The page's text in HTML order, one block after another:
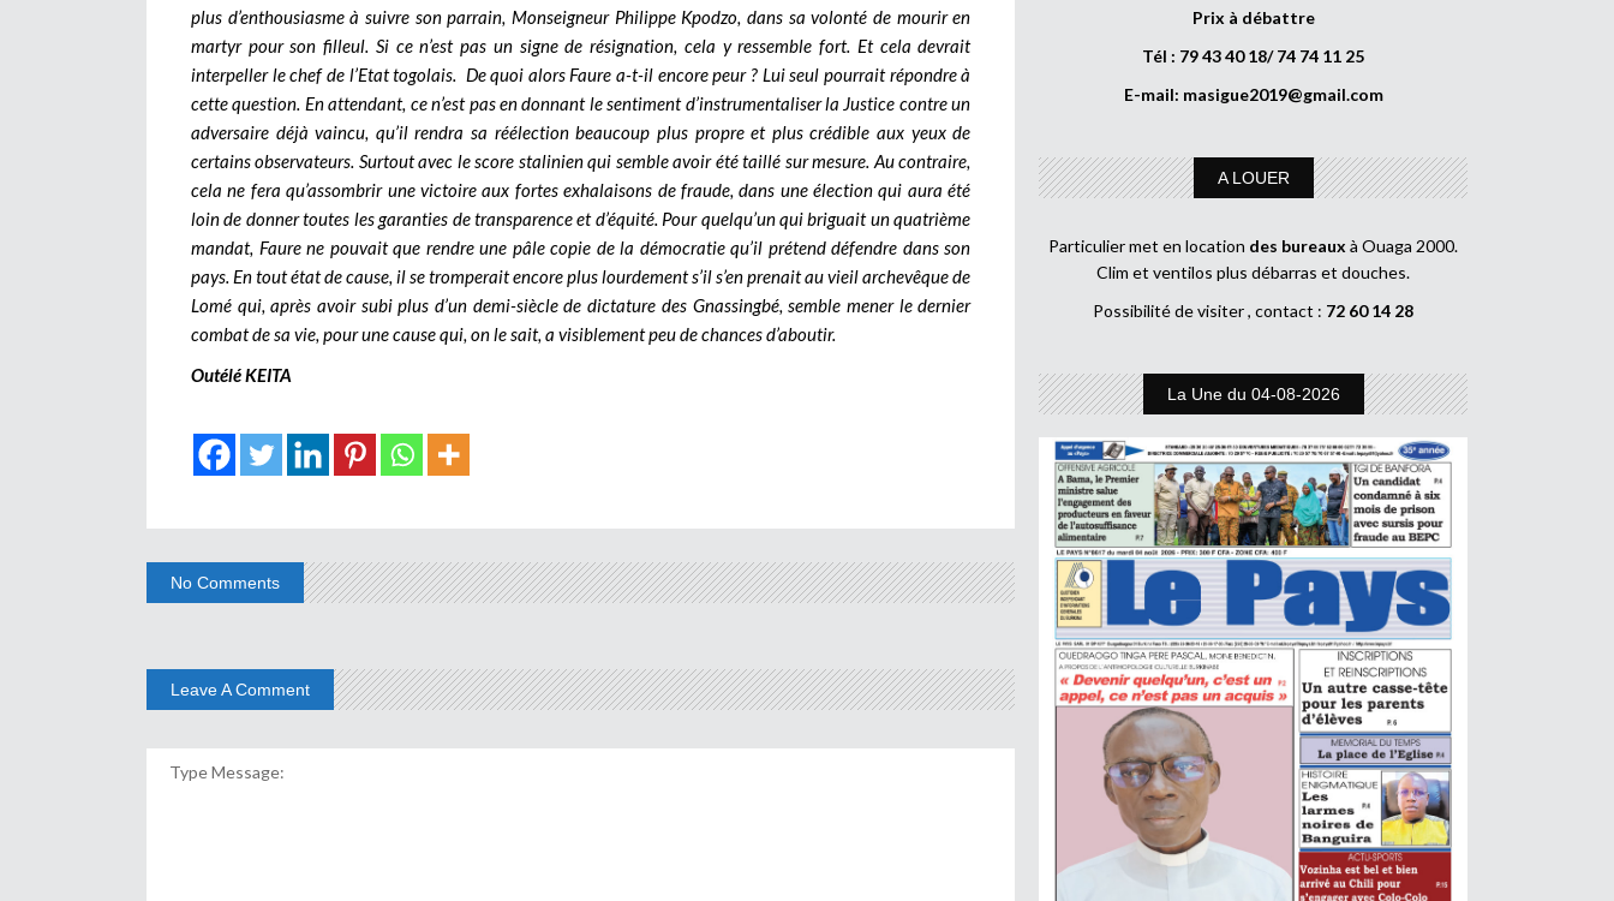
plus d’enthousiasme à suivre son parrain, Monseigneur Philippe Kpodzo, dans sa volonté de mourir en
martyr pour son filleul. Si ce n’est pas un signe de résignation, cela y ressemble fort. Et cela devrait
interpeller le chef de l’Etat togolais. De quoi alors Faure a-t-il encore peur ? Lui seul pourrait répondre à
cette question. En attendant, ce n’est pas en donnant le sentiment d’instrumentaliser la Justice contre un
adversaire déjà vaincu, qu’il rendra sa réélection beaucoup plus propre et plus crédible aux yeux de
certains observateurs. Surtout avec le score stalinien qui semble avoir été taillé sur mesure. Au contraire,
cela ne fera qu’assombrir une victoire aux fortes exhalaisons de fraude, dans une élection qui aura été
loin de donner toutes les garanties de transparence et d’équité. Pour quelqu’un qui briguait un quatrième
mandat, Faure ne pouvait que rendre une pâle copie de la démocratie qu’il prétend défendre dans son
pays. En tout état de cause, il se tromperait encore plus lourdement s’il s’en prenait au vieil archevêque de
Lomé qui, après avoir subi plus d’un demi-siècle de dictature des Gnassingbé, semble mener le dernier
combat de sa vie, pour une cause qui, on le sait, a visiblement peu de chances d’aboutir.
Outélé KEITA
No Comments
Leave A Comment
Prix à débattre
Tél : 79 43 40 18/ 74 74 11 25
E-mail: masigue2019@gmail.com
A LOUER
Particulier met en location des bureaux à Ouaga 2000.
Clim et ventilos plus débarras et douches.
Possibilité de visiter , contact : 72 60 14 28
La Une du 04-08-2026